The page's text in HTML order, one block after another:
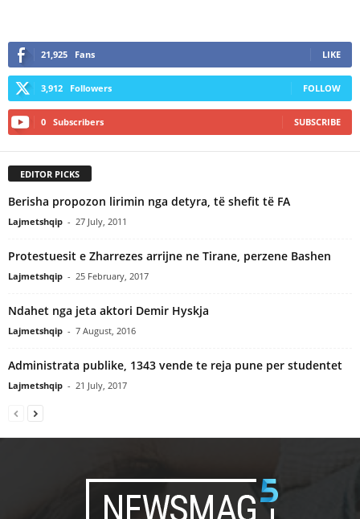
21,925 Fans LIKE
3,912 Followers FOLLOW
0 Subscribers SUBSCRIBE
EDITOR PICKS
Berisha propozon lirimin nga detyra, të shefit të FA
Lajmetshqip - 27 July, 2011
Protestuesit e Zharrezes arrijne ne Tirane, perzene Bashen
Lajmetshqip - 25 February, 2017
Ndahet nga jeta aktori Demir Hyskja
Lajmetshqip - 7 August, 2016
Administrata publike, 1343 vende te reja pune per studentet
Lajmetshqip - 21 July, 2017